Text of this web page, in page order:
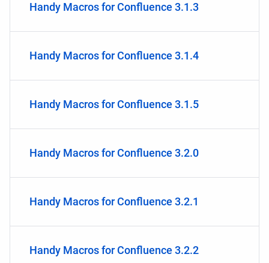
Handy Macros for Confluence 3.1.3
Handy Macros for Confluence 3.1.4
Handy Macros for Confluence 3.1.5
Handy Macros for Confluence 3.2.0
Handy Macros for Confluence 3.2.1
Handy Macros for Confluence 3.2.2